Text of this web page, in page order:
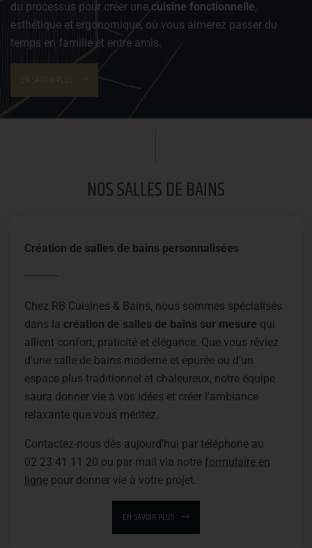
du processus pour créer unecuisine fonctionnelle,
esthétique et ergonomique, où vous aimerez passer du
temps en famille et entre amis.
EN SAVOIR PLUS
NOS SALLES DE BAINS
Création de salles de bains personnalisées
Chez RB Cuisines & Bains, nous sommes spécialisés
dans la création de salles de bains sur mesure qui
allient confort, praticité et élégance. Que vous rêviez
d'une salle de bains moderne et épurée ou d'un
espace plus traditionnel et chaleureux, notre équipe
saura donner vie à vos idées et créer l'ambiance
relaxante que vous méritez.
Contactez-nous dès aujourd'hui par téléphone au
02 23 41 11 20 ou par mail via notre formulaire en
ligne pour donner vie à votre projet.
EN SAVOIR PLUS